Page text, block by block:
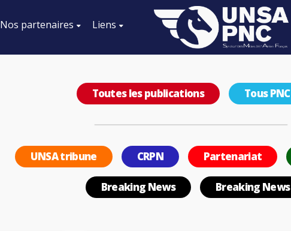
Nos partenaires Liens
Toutes les publications Tous PNC
UNSA tribune CRPN Partenariat
Breaking News Breaking News